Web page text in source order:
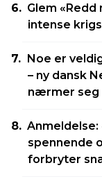
Glem «Redd
intense
Noe er
– ny dansk
nærmer seg
Anmeldelse:
spennende
forbryter